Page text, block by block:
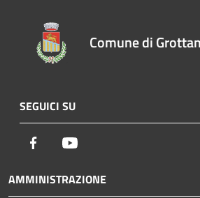
Comune di
SEGUICI SU
Facebook
AMMINISTRAZIONE